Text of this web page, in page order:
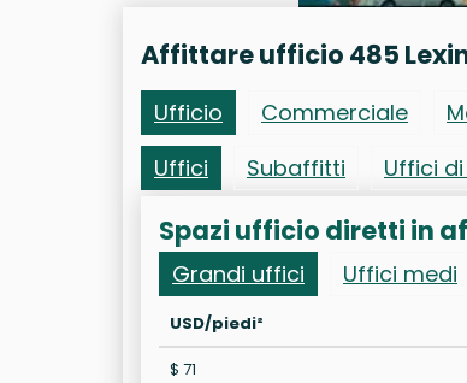
Affittare ufficio 485
Ufficio Commerciale
Uffici
Subaffitti Uffici
Spazi ufficio diretti in
Grandi uffici Uffici medi
USD/piedi²
$ 71